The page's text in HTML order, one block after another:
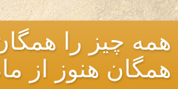
همه چیز را
همگان هنوز از